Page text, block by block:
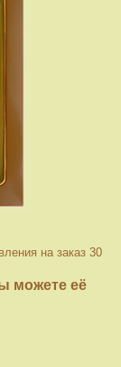
на заказ 30
можете её